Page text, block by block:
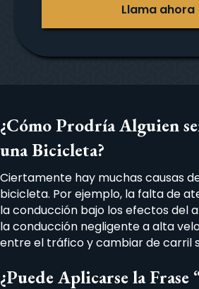
Llama ahora
¿Cómo Prodría Alguien
una Bicicleta?
Ciertamente hay muchas causas
bicicleta. Por ejemplo, la falta de
la conducción bajo los efectos del
la conducción negligente a alta
entre el tráfico y cambiar de carril
¿Puede Aplicarse la